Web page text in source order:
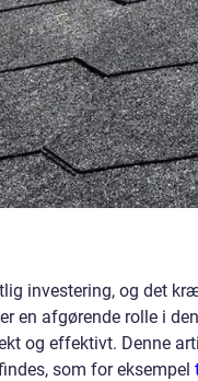
investering, og det
en afgørende rolle i
og effektivt. Denne
som for eksempel